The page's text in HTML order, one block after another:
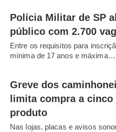
Polícia Militar de SP
público com 2.700
Entre os requisitos para
mínima de 17 anos e máxima…
Greve dos
limita compra a
produto
Nas lojas, placas e avisos